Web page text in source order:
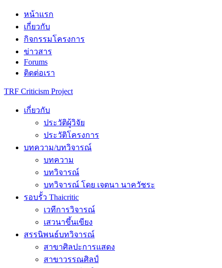
Skip
content
หน้าแรก
เกี่ยวกับ
กิจกรรมโครงการ
ข่าวสาร
Forums
ติดต่อเรา
TRF Criticism Project
เกี่ยวกับ
ประวัติผู้วิจัย
ประวัติโครงการ
บทความ/บทวิจารณ์
บทความ
บทวิจารณ์
บทวิจารณ์ โดย เจตนา นาควัชระ
รอบรั้ว Thaicritic
เวทีการวิจารณ์
เสวนาขึ้นเขียง
สรรนิพนธ์บทวิจารณ์
สาขาศิลปะการแสดง
สาขาวรรณศิลป์